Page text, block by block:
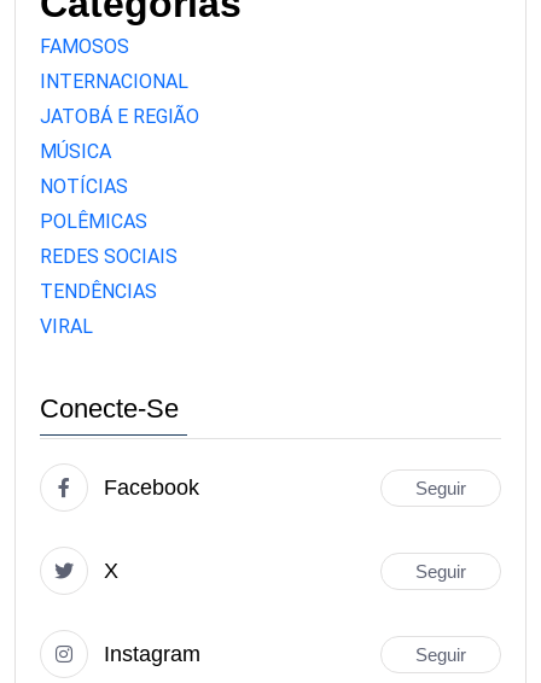
FAMOSOS
INTERNACIONAL
JATOBÁ E REGIÃO
MÚSICA
NOTÍCIAS
POLÊMICAS
REDES SOCIAIS
TENDÊNCIAS
VIRAL
Conecte-Se
Facebook Seguir
X Seguir
Instagram Seguir